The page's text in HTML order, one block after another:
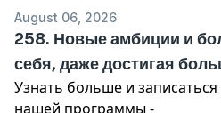
August 06, 2026
258. Новые амбиции и
себя, даже достигая
Узнать больше и
нашей программы -